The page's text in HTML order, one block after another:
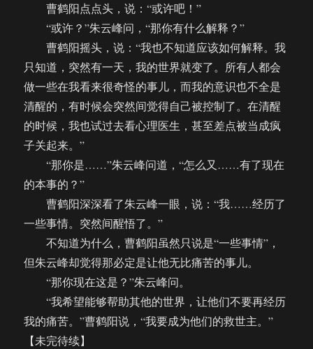
曹鹤阳点点头，说：“或许吧！”
“或许？”朱云峰问，“那你有什么解释？”
曹鹤阳摇头，说：“我也不知道应该如何解释。我
只知道，突然有一天，我的世界就变了。所有人都会
做一些在我看来很奇怪的事儿，而我的意识也不全是
清醒的，有时候会突然间觉得自己被控制了。在清醒
的时候，我也试过去看心理医生，甚至差点被当成疯
子关起来。”
“那你是……”朱云峰问道，“怎么又……有了现在
的本事的？”
曹鹤阳深深看了朱云峰一眼，说：“我……经历了
一些事情。突然间醒悟了。”
不知道为什么，曹鹤阳虽然只说是“一些事情”，
但朱云峰却觉得那必定是让他无比痛苦的事儿。
“那你现在这是？”朱云峰问。
“我希望能够帮助其他的世界，让他们不要再经历
我的痛苦。”曹鹤阳说，“我要成为他们的救世主。”
【未完待续】